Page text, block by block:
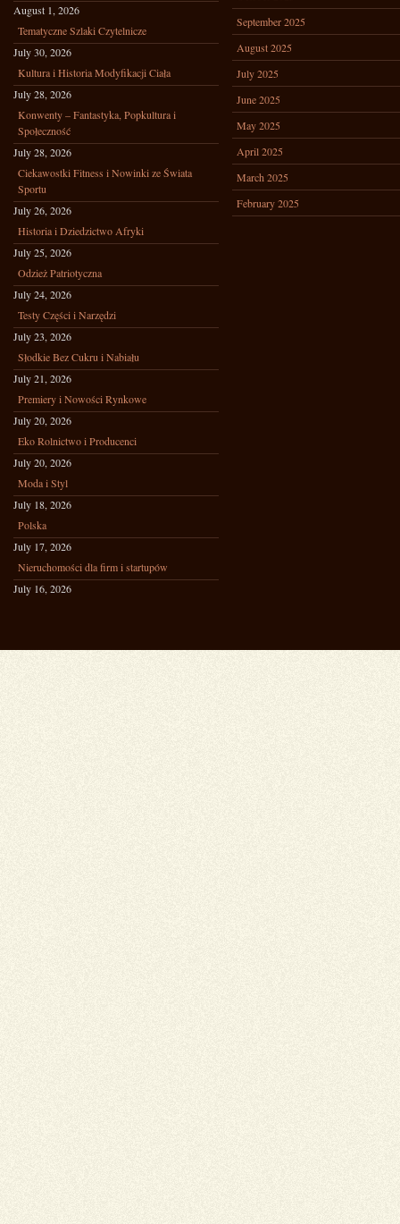
August 1, 2026
Tematyczne Szlaki Czytelnicze
July 30, 2026
Kultura i Historia Modyfikacji Ciała
July 28, 2026
Konwenty – Fantastyka, Popkultura i
Społeczność
July 28, 2026
Ciekawostki Fitness i Nowinki ze Świata
Sportu
July 26, 2026
Historia i Dziedzictwo Afryki
July 25, 2026
Odzież Patriotyczna
July 24, 2026
Testy Części i Narzędzi
July 23, 2026
Słodkie Bez Cukru i Nabiału
July 21, 2026
Premiery i Nowości Rynkowe
July 20, 2026
Eko Rolnictwo i Producenci
July 20, 2026
Moda i Styl
July 18, 2026
Polska
July 17, 2026
Nieruchomości dla firm i startupów
July 16, 2026
September 2025
August 2025
July 2025
June 2025
May 2025
April 2025
March 2025
February 2025